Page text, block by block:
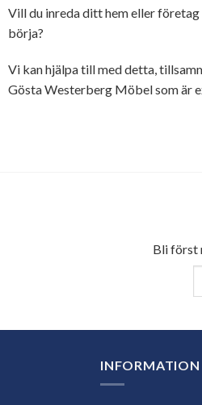
Vill du inreda ditt hem eller företag
börja?
Vi kan hjälpa till med detta,
Gösta Westerberg Möbel som är
Bli först
INFORMATION